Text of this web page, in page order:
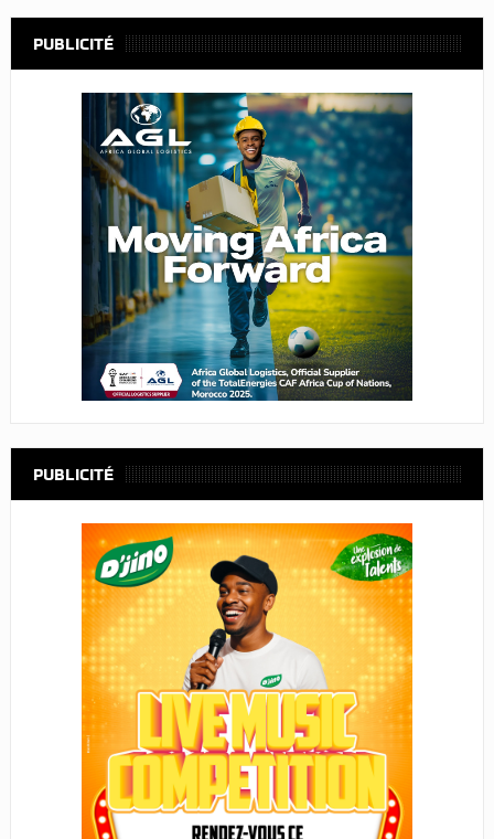
PUBLICITÉ
PUBLICITÉ